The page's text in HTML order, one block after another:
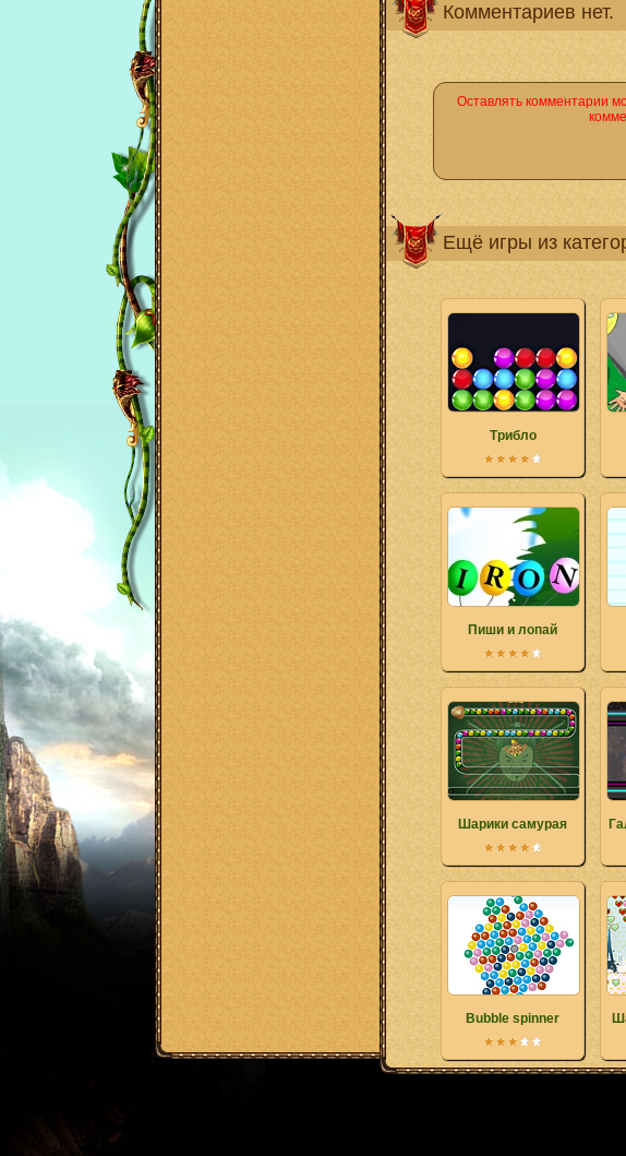
Комментариев нет.
Оставлять комментарии
Ещё игры из
Трибло
Пиши и лопай
Шарики самурая
Bubble spinner